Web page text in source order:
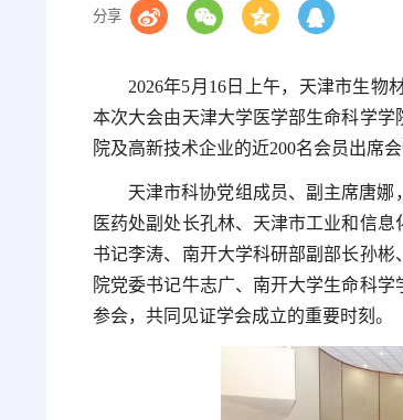
分享
2026年5月16日上午，天津市生物
本次大会由天津大学医学部生命科学
院及高新技术企业的近200名会员出席
天津市科协党组成员、副主席唐
医药处副处长孔林、天津市工业和信
书记李涛、南开大学科研部副部长孙
院党委书记牛志广、南开大学生命科
参会，共同见证学会成立的重要时刻。